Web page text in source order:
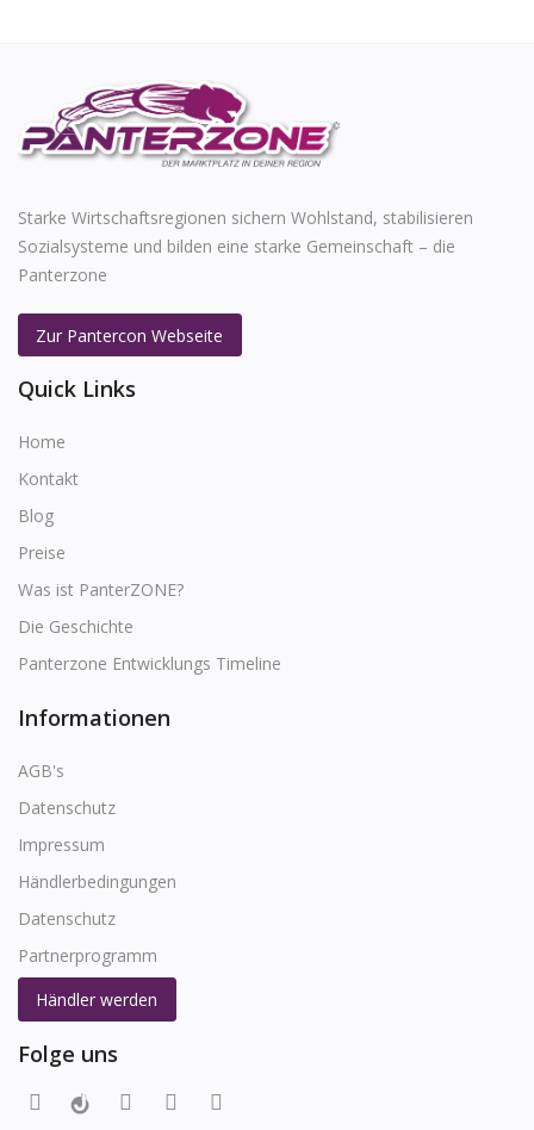
Starke Wirtschaftsregionen sichern Wohlstand, stabilisieren
Sozialsysteme und bilden eine starke Gemeinschaft – die
Panterzone
Zur Pantercon Webseite
Quick Links
Home
Kontakt
Blog
Preise
Was ist PanterZONE?
Die Geschichte
Panterzone Entwicklungs Timeline
Informationen
AGB's
Datenschutz
Impressum
Händlerbedingungen
Datenschutz
Partnerprogramm
Händler werden
Folge uns